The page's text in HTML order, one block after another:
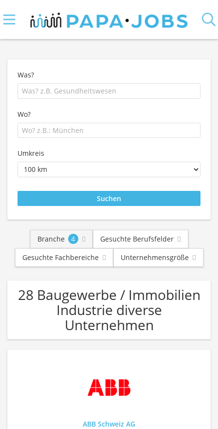
Was?
Wo?
Umkreis
Branche 4
Gesuchte Berufsfelder
Gesuchte Fachbereiche
Unternehmensgröße
28 Baugewerbe / Immobilien
Industrie diverse
Unternehmen
ABB Schweiz AG